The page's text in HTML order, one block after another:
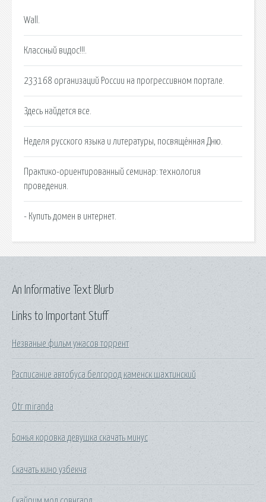
Wall.
Классный видос!!!.
233168 организаций России на прогрессивном портале.
Здесь найдется все.
Неделя русского языка и литературы, посвящённая Дню.
Практико-ориентированный семинар: технология
проведения.
- Купить домен в интернет.
Links to Important Stuff
Незваные фильм ужасов торрент
Расписание автобуса белгород каменск шахтинский
Otr miranda
Божья коровка девушка скачать минус
Скачать кино узбекча
An Informative Text Blurb